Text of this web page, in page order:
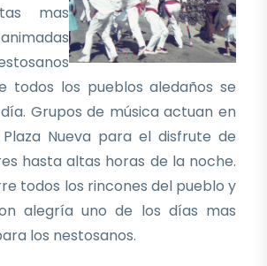
mas
todos los pueblos aledaños se
Grupos de música actuan en
Nueva para el disfrute de
hasta altas horas de la noche.
todos los rincones del pueblo y
alegría uno de los días mas
los nestosanos.